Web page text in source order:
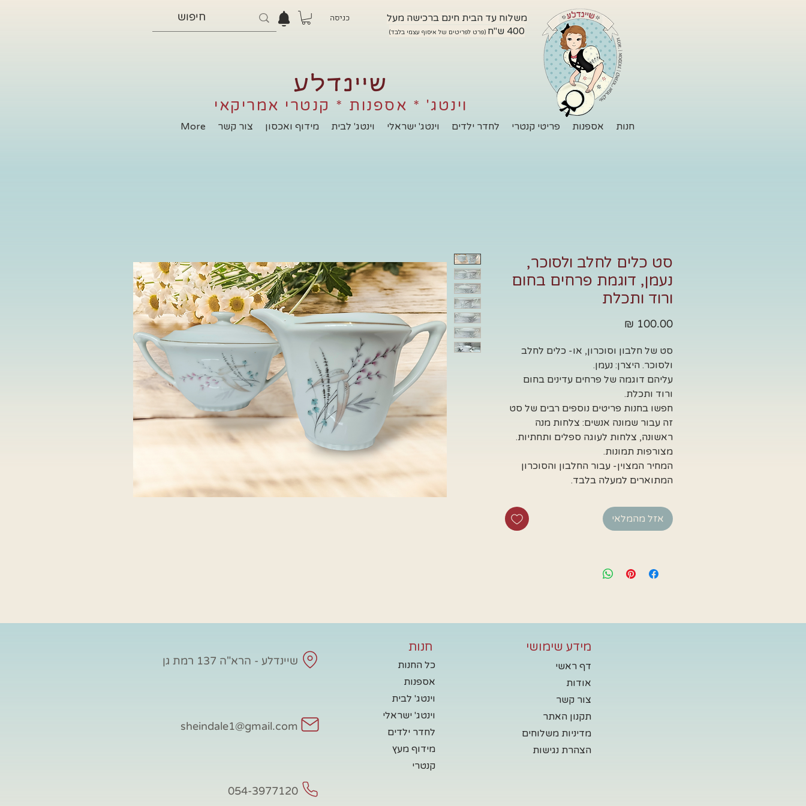
כניסה
משלוח עד הבית חינם ברכישה מעל
400 ש"ח
(פרט לפריטים של איסוף עצמי בלבד)
שיינדלע
וינטג' * אספנות * קנטרי אמריקאי
חנות אספנות פריטי קנטרי לחדר ילדים וינטג' ישראלי וינטג' לבית מידוף ואכסון צור קשר More
סט כלים לחלב ולסוכר,
נעמן, דוגמת פרחים בחום
ורוד ותכלת
סט של חלבון וסוכרון, או- כלים לחלב
ולסוכר. היצרן: נעמן.
עליהם דוגמה של פרחים עדינים בחום
ורוד ותכלת.
חפשו בחנות פריטים נוספים רבים של סט
זה עבור שמונה אנשים: צלחות מנה
ראשונה, צלחות לעוגה ספלים ותחתיות.
מצורפות תמונות.
המחיר המצוין- עבור החלבון והסוכרון
המתוארים למעלה בלבד.
אזל מהמלאי
שיינדלע - הרא"ה 137 רמת גן
sheindale1@gmail.com
054-3977120
חנות
כל החנות
אספנות
וינטג' לבית
וינטג' ישראלי
לחדר ילדים
מידוף מעץ
קנטרי
מידע שימושי
דף ראשי
אודות
צור קשר
תקנון האתר
מדיניות משלוחים
הצהרת נגישות